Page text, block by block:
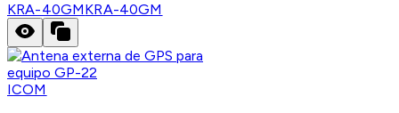
KRA-40GMKRA-40GM
ICOM